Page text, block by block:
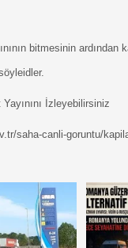
bitmesinin ardından
İzleyebilirsiniz
saha-canli-goruntu/